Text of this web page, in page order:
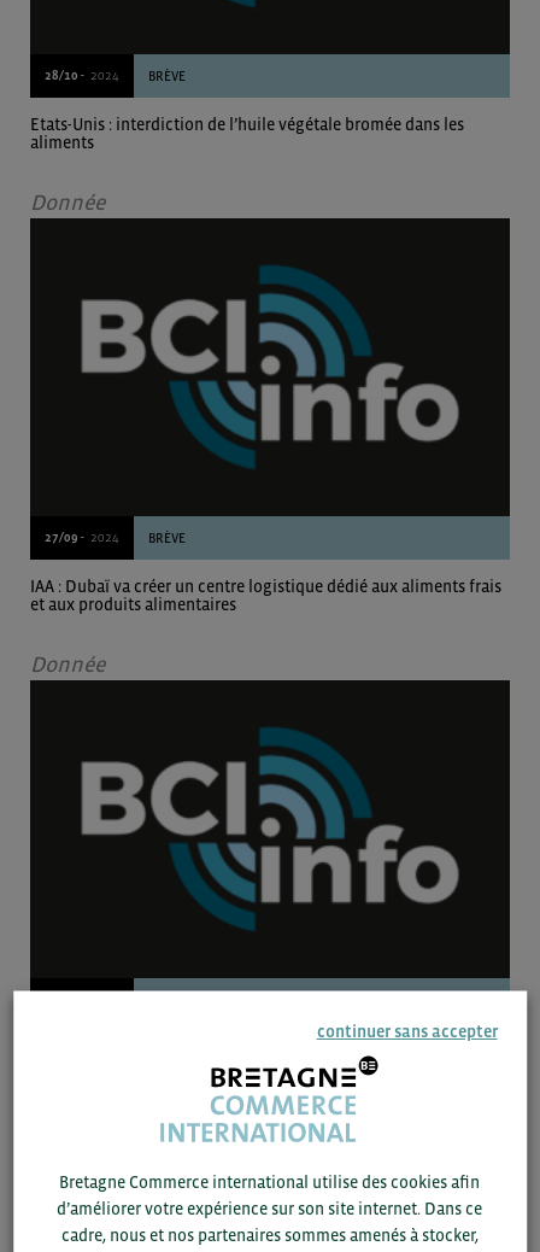
28/10 - 2024 BRÈVE
Etats-Unis : interdiction de l’huile végétale bromée dans les
aliments
Donnée
27/09 - 2024 BRÈVE
IAA : Dubaï va créer un centre logistique dédié aux aliments frais
et aux produits alimentaires
Donnée
système d’enregistrement des exportateurs
continuer sans accepter
Bretagne Commerce international utilise des cookies afin
d’améliorer votre expérience sur son site internet. Dans ce
cadre, nous et nos partenaires sommes amenés à stocker,